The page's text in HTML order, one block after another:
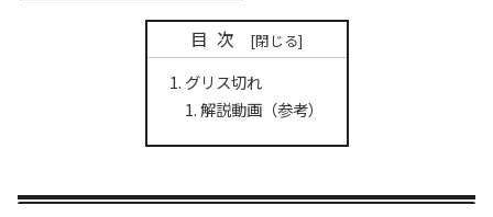
目次
グリス切れ
解説動画（参考）